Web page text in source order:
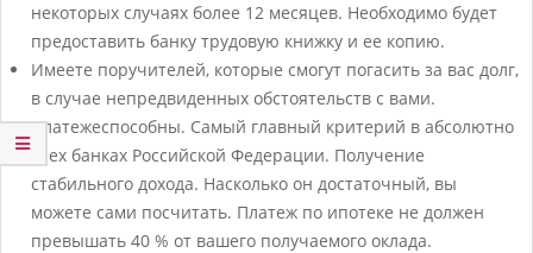
некоторых случаях более 12 месяцев. Необходимо будет
предоставить банку трудовую книжку и ее копию.
Имеете поручителей, которые смогут погасить за вас долг,
в случае непредвиденных обстоятельств с вами.
Платежеспособны. Самый главный критерий в абсолютно
всех банках Российской Федерации. Получение
стабильного дохода. Насколько он достаточный, вы
можете сами посчитать. Платеж по ипотеке не должен
превышать 40 % от вашего получаемого оклада.